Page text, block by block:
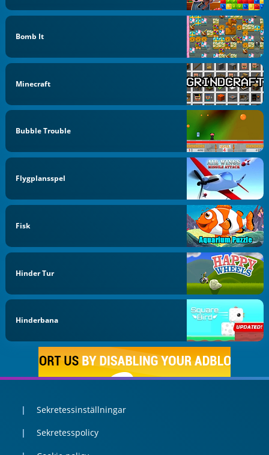
Bomb It
Minecraft
Bubble Trouble
Flygplansspel
Fisk
Hinder Tur
Hinderbana
Sekretessinställningar
Sekretesspolicy